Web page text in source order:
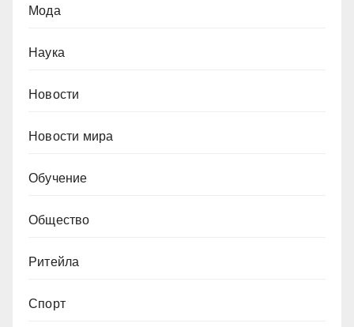
Мода
Наука
Новости
Новости мира
Обучение
Общество
Ритейла
Спорт